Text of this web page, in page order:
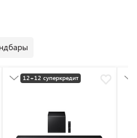
12+12 суперкредит